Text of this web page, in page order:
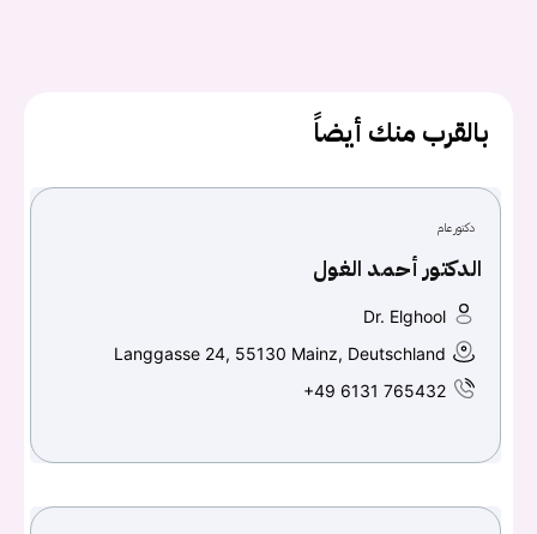
بالقرب منك أيضاً
دكتور عام
الدكتور أحمد الغول
Dr. Elghool
Langgasse 24, 55130 Mainz, Deutschland
+49 6131 765432